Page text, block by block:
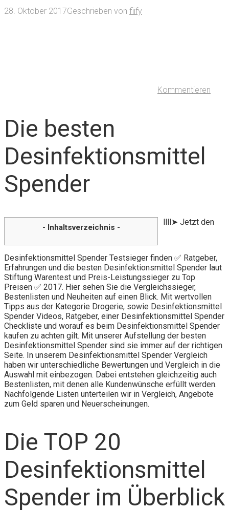
28. Oktober 2017Geschrieben von fiify
Kommentieren
Die besten
Desinfektionsmittel
Spender
- Inhaltsverzeichnis -
llll➤ Jetzt den
Desinfektionsmittel Spender Testsieger finden ✅ Ratgeber,
Erfahrungen und die besten Desinfektionsmittel Spender laut
Stiftung Warentest und Preis-Leistungssieger zu Top
Preisen ✅ 2017. Hier sehen Sie die Vergleichssieger,
Bestenlisten und Neuheiten auf einen Blick. Mit wertvollen
Tipps aus der Kategorie Drogerie, sowie Desinfektionsmittel
Spender Videos, Ratgeber, einer Desinfektionsmittel Spender
Checkliste und worauf es beim Desinfektionsmittel Spender
kaufen zu achten gilt. Mit unserer Aufstellung der besten
Desinfektionsmittel Spender sind sie immer auf der richtigen
Seite. In unserem Desinfektionsmittel Spender Vergleich
haben wir unterschiedliche Bewertungen und Vergleich in die
Auswahl mit einbezogen. Dabei entstehen gleichzeitig auch
Bestenlisten, mit denen alle Kundenwünsche erfüllt werden.
Nachfolgende Listen unterteilen wir in Vergleich, Angebote
zum Geld sparen und Neuerscheinungen.
Die TOP 20
Desinfektionsmittel
Spender im Überblick